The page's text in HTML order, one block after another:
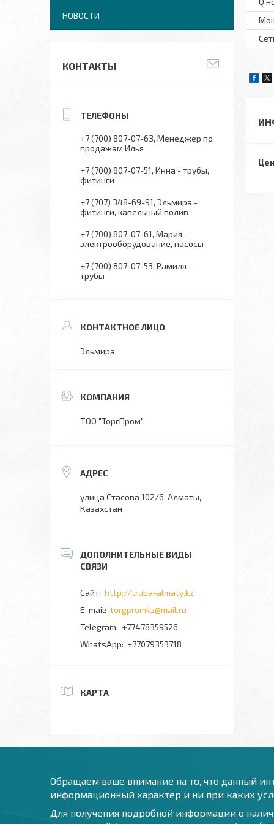
НОВОСТИ
КОНТАКТЫ
+7 (700) 807-07-63 Менеджер по
продажам Илья
+7 (700) 807-07-51 Инна - трубы,
фитинги
+7 (707) 348-69-91 Эльмира -
фитинги, капельный полив
+7 (700) 807-07-61 Мария -
электрооборудование, насосы
+7 (700) 807-07-53 Рамиля -
трубы
Эльмира
ТОО "ТоргПром"
улица Стасова 102/6, Алматы,
Казахстан
http://truba-almaty.kz
torgpromkz@mail.ru
+77478359526
+77079353718
КАРТА
Обращаем ваше внимание на то, что данный
информационный характер и ни при каких
Для получения подробной информации о